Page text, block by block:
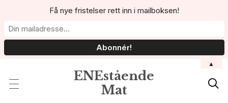
ENEstående
Mat

Få nye fristelser rett inn i mailboksen!
▲